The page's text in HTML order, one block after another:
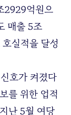
2929억원으
매출 5조
실적을 달성
호가 켜졌다
를 위한 업적
난 5월 여당